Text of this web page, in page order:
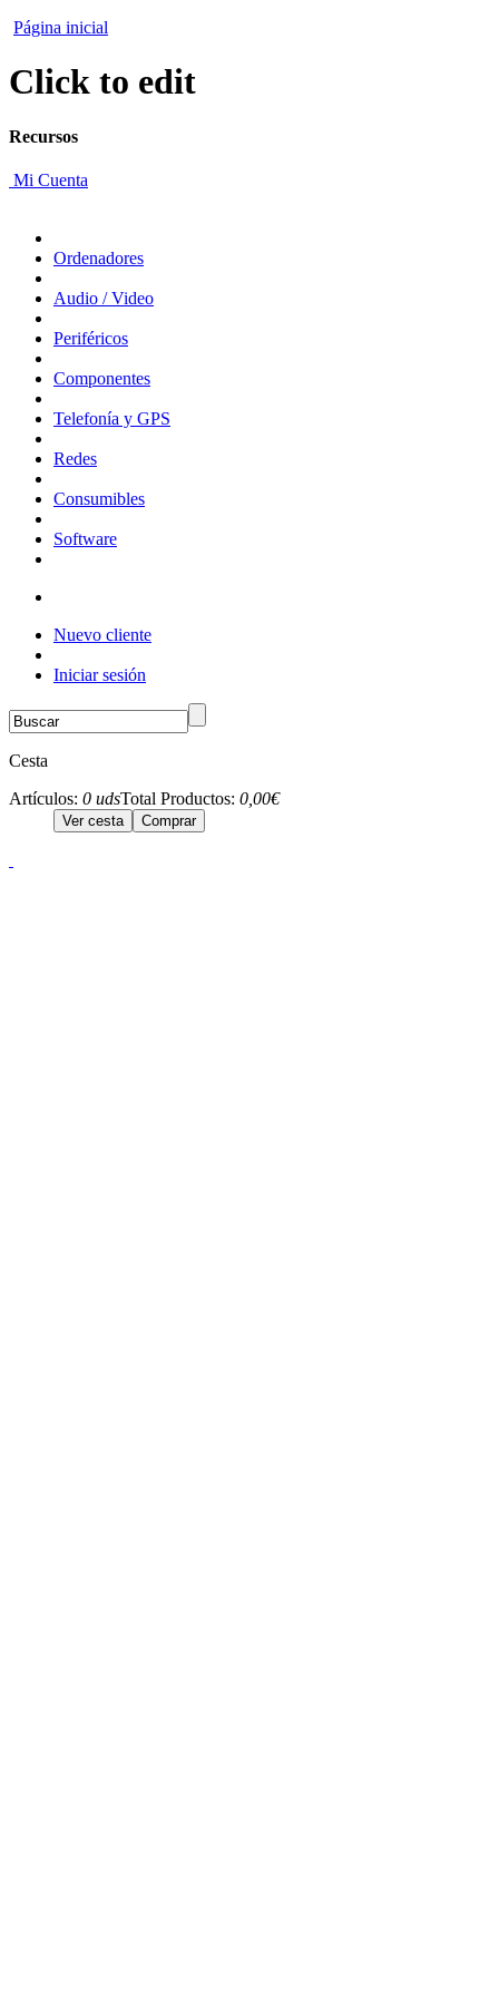
Página inicial
Click to edit
Recursos
Mi Cuenta
Ordenadores
Audio / Video
Periféricos
Componentes
Telefonía y GPS
Redes
Consumibles
Software
Nuevo cliente
Iniciar sesión
Cesta
Artículos: 0 udsTotal Productos: 0,00€